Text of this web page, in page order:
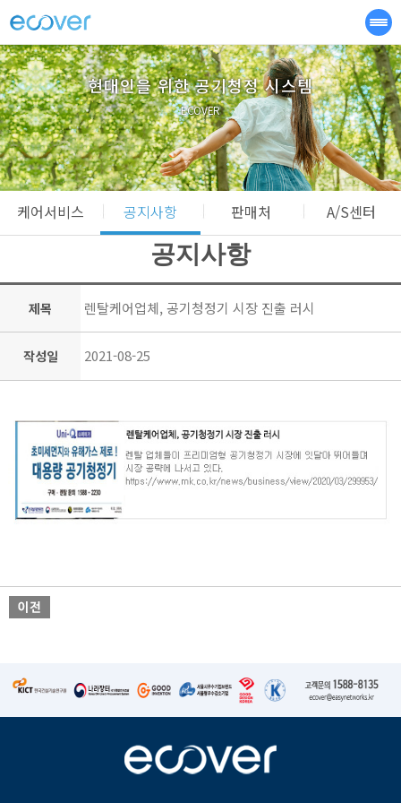
현대인을 위한 공기청정 시스템
ECOVER
케어서비스 공지사항 판매처 A/S센터
공지사항
제목 렌탈케어업체, 공기청정기 시장 진출 러시
작성일 2021-08-25